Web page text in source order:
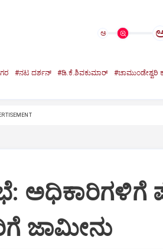
ಅ
#ನಟ ದರ್ಶನ್ #ಡಿ.ಕೆ.ಶಿವಕುಮಾರ್
ಜಾಮೀನು